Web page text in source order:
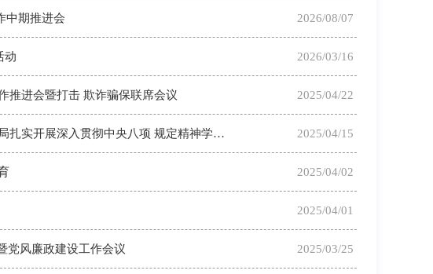
中期推进会 2026/08/07
动 2026/03/16
推进会暨打击 欺诈骗保联席会议 2025/04/22
“三结合”深学细悟 强作风知行合一 ——西藏自治区医疗保障局扎实开展深入贯彻中央八项 规定精神学习教育专题读书班 2025/04/15
2025/04/02
2025/04/01
党风廉政建设工作会议 2025/03/25